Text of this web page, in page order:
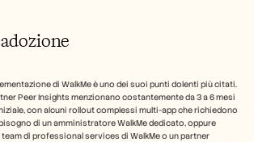
di WalkMe è uno dei suoi punti dolenti più citati.
Peer Insights menzionano costantemente da 3 a 6 mesi
con alcuni rollout complessi multi-app che richiedono
di un amministratore WalkMe dedicato, oppure
di professional services di WalkMe o un partner